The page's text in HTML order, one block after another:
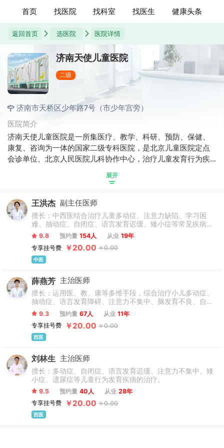
首页 找医院 找科室 找医生 健康头条
返回首页 选医院 医院详情
济南天使儿童医院
二级
济南市天桥区少年路7号（市少年宫旁）
医院简介
济南天使儿童医院是一所集医疗、教学、科研、预防、保健、
康复、咨询为一体的国家二级专科医院，是北京儿童医院定点
会诊单位、北京人民医院儿科协作中心，治疗儿童发育行为疾
语言发育迟缓、精神发育迟滞、矮小症、遗尿症、癫痫等疾病
旁），专业为0-18岁青少年提供全方位、高品质、精益化的诊
疗与保健服务。
展开
王洪杰 副主任医师
擅长：中西医结合治疗儿童多动症、注意力缺陷、学习困
难、抽动症、自闭症、语言发育迟缓、矮小症等常见疾病及
疑难疾病的诊疗，专注于儿童发育行为疾病的研究和治疗，
在辨证论治上有见解。
9.8 预约量 154人 从业 19年
专享挂号费
￥20.00 ￥0.00
中医
薛燕芳 主治医师
擅长：运用医、教、康等多维手段，综合治疗小儿多动症、
抽动症、语言发育障碍、注意力不集中、脑发育不良、自闭
症、矮小症、遗尿症等多种儿科常见疾病，受到多位患者家
属的一致好评。
9.3 预约量 67人 从业 11年
专享挂号费
￥20.00 ￥0.00
西医
刘林生 主治医师
擅长：多动症、自闭症、语言发育迟缓、注意力不集中、矮
小症、遗尿症等儿童行为发育疾病的治疗。
9.5 预约量 40人 从业 28年
专享挂号费
￥20.00 ￥0.00
西医